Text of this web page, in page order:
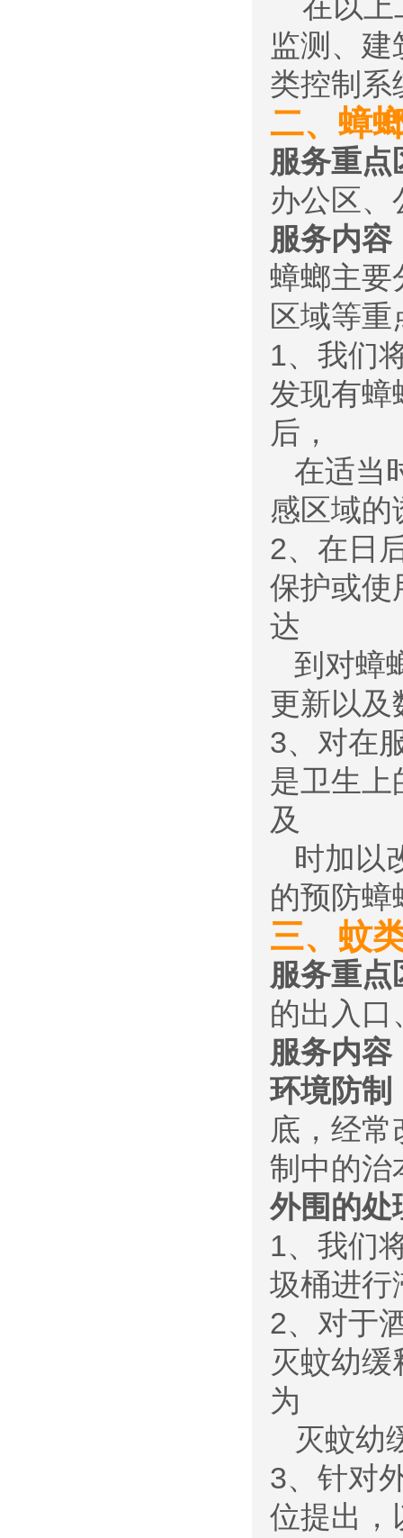
在以上
监测、
类控制系
二、蟑
服务重点
办公区、
服务内容
蟑螂主要
区域等
1、我们
发现有蟑
后，
在适当
感区域的
2、在日
保护或使
达
到对蟑
更新以及
3、对在
是卫生上
及
时加以
的预防蟑
三、蚊
服务重点
的出入口
服务内容
环境防制
底，经
制中的治
外围的处
1、我们
圾桶进行
2、对于
灭蚊幼
为
灭蚊幼
3、针对
位提出，